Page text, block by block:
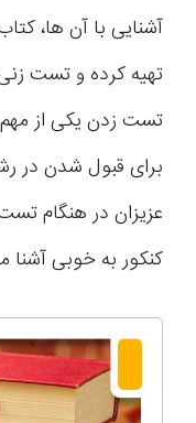
آشنایی با آن ها،
تهیه کرده و تست زنی
تست زدن یکی از
برای قبول شدن در
عزیزان در هنگام
کنکور به خوبی